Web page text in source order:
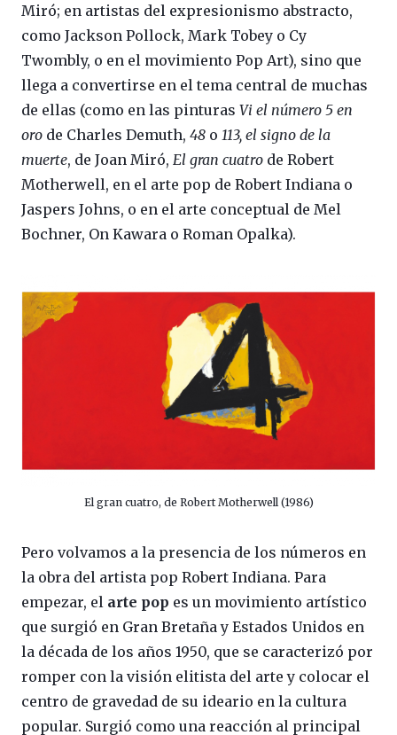
Miró; en artistas del expresionismo abstracto,
como Jackson Pollock, Mark Tobey o Cy
Twombly, o en el movimiento Pop Art), sino que
llega a convertirse en el tema central de muchas
de ellas (como en las pinturas Vi el número 5 en
oro de Charles Demuth, 48 o 113, el signo de la
muerte, de Joan Miró, El gran cuatro de Robert
Motherwell, en el arte pop de Robert Indiana o
Jaspers Johns, o en el arte conceptual de Mel
Bochner, On Kawara o Roman Opalka).
El gran cuatro, de Robert Motherwell (1986)
Pero volvamos a la presencia de los números en
la obra del artista pop Robert Indiana. Para
empezar, el arte pop es un movimiento artístico
que surgió en Gran Bretaña y Estados Unidos en
la década de los años 1950, que se caracterizó por
romper con la visión elitista del arte y colocar el
centro de gravedad de su ideario en la cultura
popular. Surgió como una reacción al principal